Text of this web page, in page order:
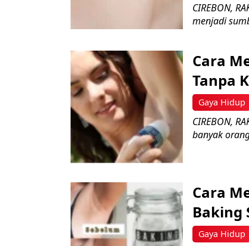
CIREBON,
menjadi
Gaya Hidup
Cara
Tanpa
CIREBON,
banyak
Gaya Hidup
Cara
Baking